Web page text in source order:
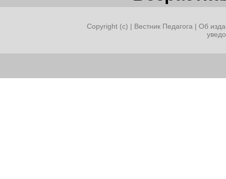
Copyright (c) | Вестник Педагога | Об